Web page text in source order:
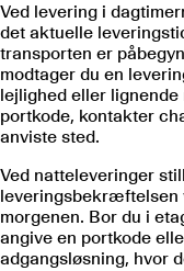
Ved levering i
det aktuelle
transporten er
modtager du en
lejlighed eller lignende
portkode, kontakter
anviste sted.
Ved natteleveringer
leveringsbekræftelsen
morgenen. Bor du i
angive en portkode
adgangsløsning, hvor